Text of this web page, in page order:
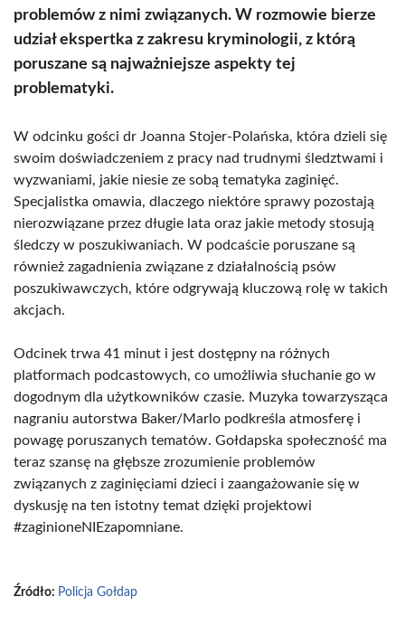
problemów z nimi związanych. W rozmowie bierze
udział ekspertka z zakresu kryminologii, z którą
poruszane są najważniejsze aspekty tej
problematyki.
W odcinku gości dr Joanna Stojer-Polańska, która dzieli się
swoim doświadczeniem z pracy nad trudnymi śledztwami i
wyzwaniami, jakie niesie ze sobą tematyka zaginięć.
Specjalistka omawia, dlaczego niektóre sprawy pozostają
nierozwiązane przez długie lata oraz jakie metody stosują
śledczy w poszukiwaniach. W podcaście poruszane są
również zagadnienia związane z działalnością psów
poszukiwawczych, które odgrywają kluczową rolę w takich
akcjach.
Odcinek trwa 41 minut i jest dostępny na różnych
platformach podcastowych, co umożliwia słuchanie go w
dogodnym dla użytkowników czasie. Muzyka towarzysząca
nagraniu autorstwa Baker/Marlo podkreśla atmosferę i
powagę poruszanych tematów. Gołdapska społeczność ma
teraz szansę na głębsze zrozumienie problemów
związanych z zaginięciami dzieci i zaangażowanie się w
dyskusję na ten istotny temat dzięki projektowi
#zaginioneNIEzapomniane.
Źródło: Policja Gołdap